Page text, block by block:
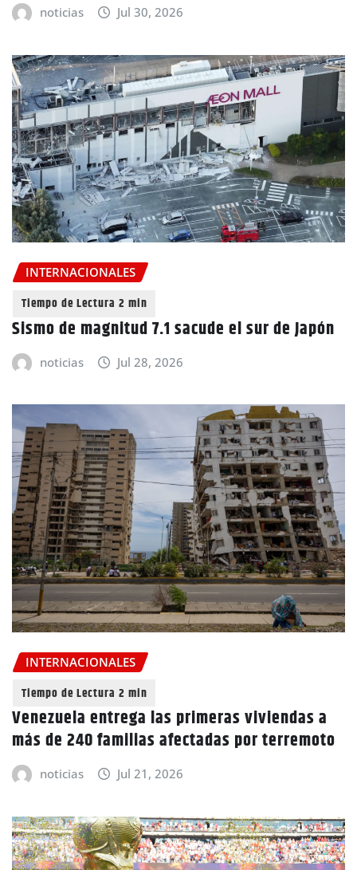
noticias Jul 30, 2026
INTERNACIONALES
Sismo de magnitud 7.1 sacude el sur de Japón
noticias Jul 28, 2026
INTERNACIONALES
Venezuela entrega las primeras viviendas a
más de 240 familias afectadas por terremoto
noticias Jul 21, 2026